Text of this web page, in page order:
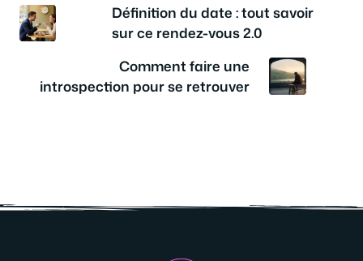
Définition du date : tout savoir
sur ce rendez-vous 2.0
Comment faire une
introspection pour se retrouver